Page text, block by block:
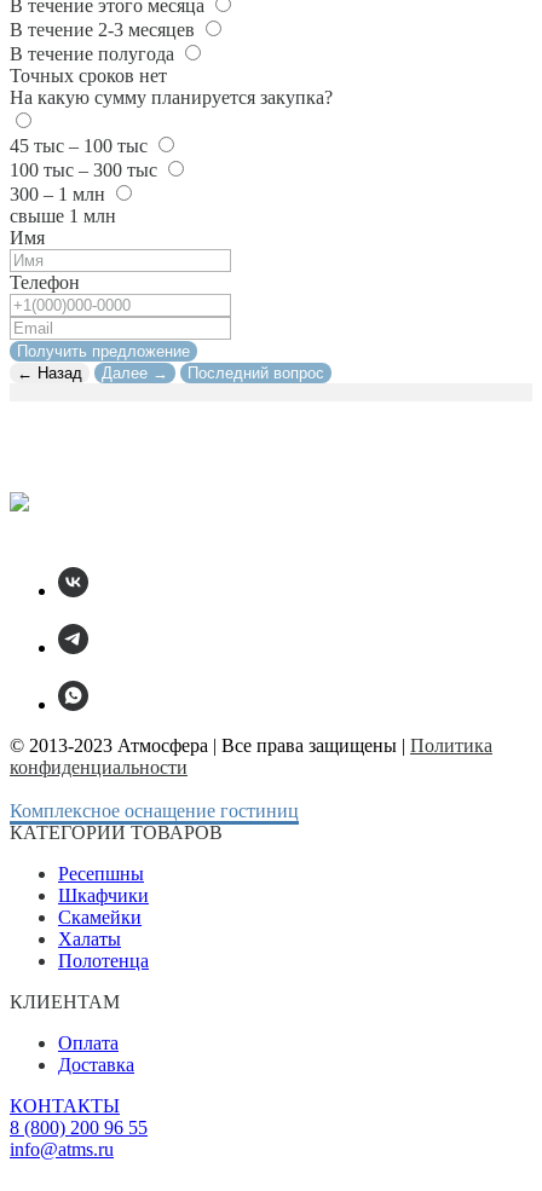
В течение этого месяца
В течение 2-3 месяцев
В течение полугода
Точных сроков нет
На какую сумму планируется закупка?
45 тыс – 100 тыс
100 тыс – 300 тыс
300 – 1 млн
свыше 1 млн
Имя
Телефон
Получить предложение
← Назад
Далее → Последний вопрос
© 2013-2023 Атмосфера | Все права защищены | Политика
конфиденциальности
Комплексное оснащение гостиниц
КАТЕГОРИИ ТОВАРОВ
Ресепшны
Шкафчики
Скамейки
Халаты
Полотенца
КЛИЕНТАМ
Оплата
Доставка
КОНТАКТЫ
8 (800) 200 96 55
info@atms.ru